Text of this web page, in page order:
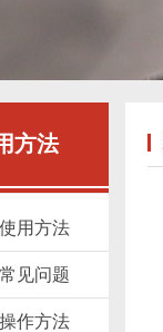
方法
用方法
见问题
作方法